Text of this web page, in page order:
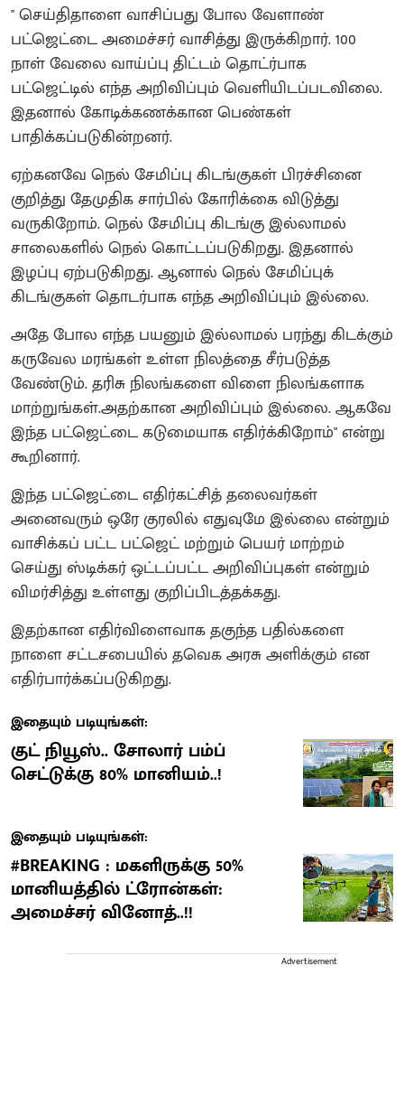
" செய்திதாளை வாசிப்பது போல வேளாண்
பட்ஜெட்டை அமைச்சர் வாசித்து இருக்கிறார். 100
நாள் வேலை வாய்ப்பு திட்டம் தொட்ர்பாக
பட்ஜெட்டில் எந்த அறிவிப்பும் வெளியிடப்படவிலை.
இதனால் கோடிக்கணக்கான பெண்கள்
பாதிக்கப்படுகின்றனர்.
ஏற்கனவே நெல் சேமிப்பு கிடங்குகள் பிரச்சினை
குறித்து தேமுதிக சார்பில் கோரிக்கை விடுத்து
வருகிறோம். நெல் சேமிப்பு கிடங்கு இல்லாமல்
சாலைகளில் நெல் கொட்டப்படுகிறது. இதனால்
இழப்பு ஏற்படுகிறது. ஆனால் நெல் சேமிப்புக்
கிடங்குகள் தொடர்பாக எந்த அறிவிப்பும் இல்லை.
அதே போல எந்த பயனும் இல்லாமல் பரந்து கிடக்கும்
கருவேல மரங்கள் உள்ள நிலத்தை சீர்படுத்த
வேண்டும். தரிசு நிலங்களை விளை நிலங்களாக
மாற்றுங்கள்.அதற்கான அறிவிப்பும் இல்லை. ஆகவே
இந்த பட்ஜெட்டை கடுமையாக எதிர்க்கிறோம்" என்று
கூறினார்.
இந்த பட்ஜெட்டை எதிர்கட்சித் தலைவர்கள்
அனைவரும் ஒரே குரலில் எதுவுமே இல்லை என்றும்
வாசிக்கப் பட்ட பட்ஜெட் மற்றும் பெயர் மாற்றம்
செய்து ஸ்டிக்கர் ஒட்டப்பட்ட அறிவிப்புகள் என்றும்
விமர்சித்து உள்ளது குறிப்பிடத்தக்கது.
இதற்கான எதிர்விளைவாக தகுந்த பதில்களை
நாளை சட்டசபையில் தவெக அரசு அளிக்கும் என
எதிர்பார்க்கப்படுகிறது.
இதையும் படியுங்கள்:
குட் நியூஸ்.. சோலார் பம்ப்
செட்டுக்கு 80% மானியம்..!
இதையும் படியுங்கள்:
#BREAKING : மகளிருக்கு 50%
மானியத்தில் ட்ரோன்கள்:
அமைச்சர் வினோத்..!!
Advertisement